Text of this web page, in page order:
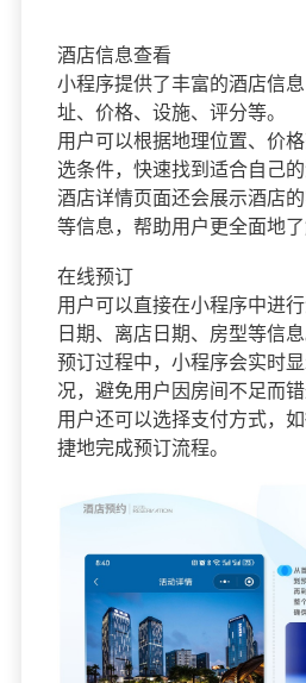
酒店信息查看
小程序提供了丰富的酒店信
址、价格、设施、评分等。
用户可以根据地理位置、价
选条件，快速找到适合自己的
酒店详情页面还会展示酒店
等信息，帮助用户更全面地了
在线预订
用户可以直接在小程序中进
日期、离店日期、房型等信息
预订过程中，小程序会实时
况，避免用户因房间不足而错
用户还可以选择支付方式，
捷地完成预订流程。